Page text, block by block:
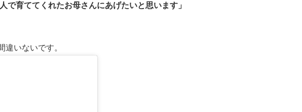
で育ててくれたお母さんにあげたいと思います」
違いないです。